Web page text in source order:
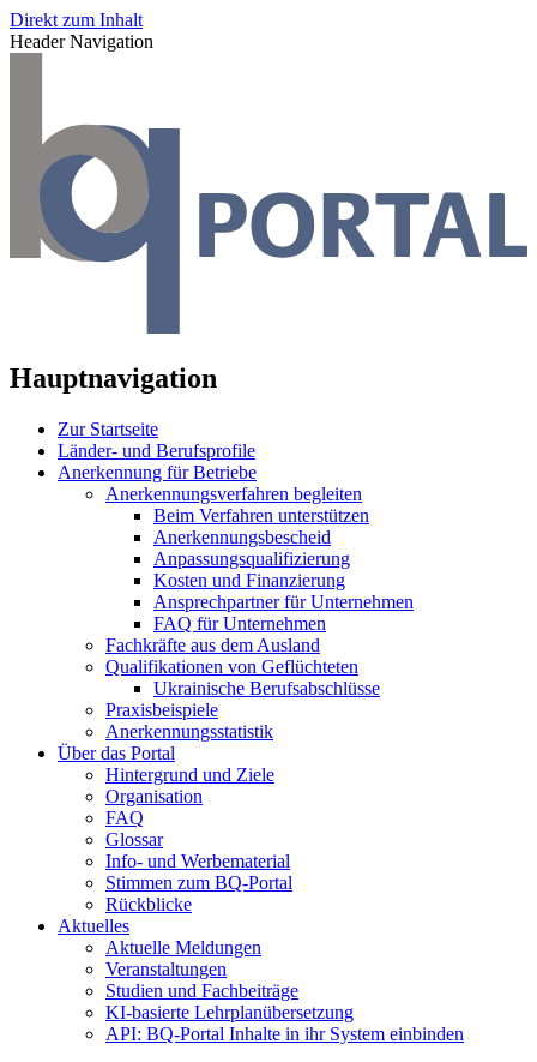
Direkt zum Inhalt
Header Navigation
Hauptnavigation
Zur Startseite
Länder- und Berufsprofile
Anerkennung für Betriebe
Anerkennungsverfahren begleiten
Beim Verfahren unterstützen
Anerkennungsbescheid
Anpassungsqualifizierung
Kosten und Finanzierung
Ansprechpartner für Unternehmen
FAQ für Unternehmen
Fachkräfte aus dem Ausland
Qualifikationen von Geflüchteten
Ukrainische Berufsabschlüsse
Praxisbeispiele
Anerkennungsstatistik
Über das Portal
Hintergrund und Ziele
Organisation
FAQ
Glossar
Info- und Werbematerial
Stimmen zum BQ-Portal
Rückblicke
Aktuelles
Aktuelle Meldungen
Veranstaltungen
Studien und Fachbeiträge
KI-basierte Lehrplanübersetzung
API: BQ-Portal Inhalte in ihr System einbinden